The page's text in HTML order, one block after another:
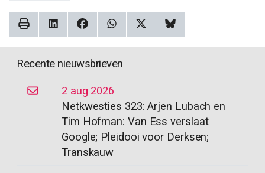
Recente nieuwsbrieven
2 aug 2026
Netkwesties 323: Arjen Lubach en
Tim Hofman: Van Ess verslaat
Google; Pleidooi voor Derksen;
Transkauw